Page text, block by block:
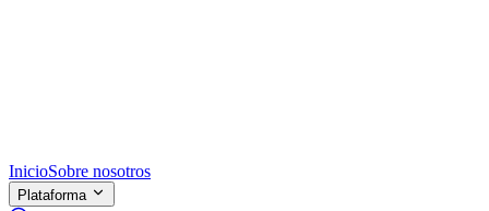
InicioSobre nosotros
Plataforma